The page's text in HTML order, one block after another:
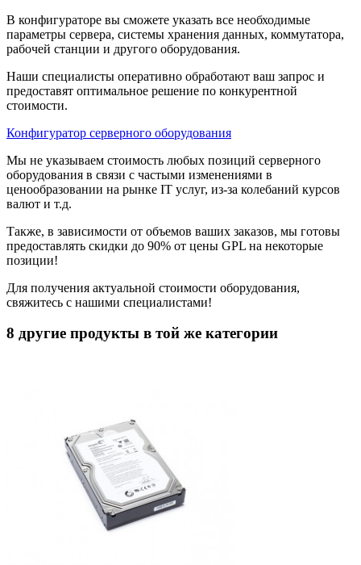
В конфигураторе вы сможете указать все необходимые
параметры сервера, системы хранения данных, коммутатора,
рабочей станции и другого оборудования.
Наши специалисты оперативно обработают ваш запрос и
предоставят оптимальное решение по конкурентной
стоимости.
Конфигуратор серверного оборудования
Мы не указываем стоимость любых позиций серверного
оборудования в связи с частыми изменениями в
ценообразовании на рынке IT услуг, из-за колебаний курсов
валют и т.д.
Также, в зависимости от объемов ваших заказов, мы готовы
предоставлять скидки до 90% от цены GPL на некоторые
позиции!
Для получения актуальной стоимости оборудования,
свяжитесь с нашими специалистами!
8 другие продукты в той же категории